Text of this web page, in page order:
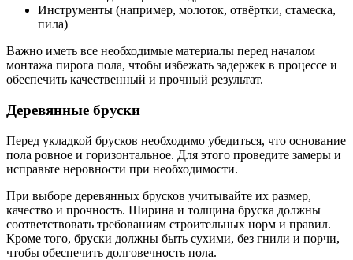
Инструменты (например, молоток, отвёртки, стамеска,
пила)
Важно иметь все необходимые материалы перед началом
монтажа пирога пола, чтобы избежать задержек в процессе и
обеспечить качественный и прочный результат.
Деревянные бруски
Перед укладкой брусков необходимо убедиться, что основание
пола ровное и горизонтальное. Для этого проведите замеры и
исправьте неровности при необходимости.
При выборе деревянных брусков учитывайте их размер,
качество и прочность. Ширина и толщина бруска должны
соответствовать требованиям строительных норм и правил.
Кроме того, бруски должны быть сухими, без гнили и порчи,
чтобы обеспечить долговечность пола.